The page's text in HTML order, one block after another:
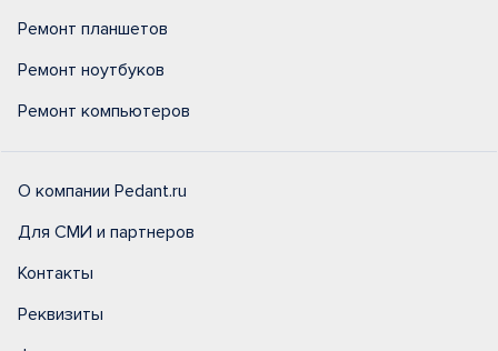
Ремонт планшетов
Ремонт ноутбуков
Ремонт компьютеров
О компании Pedant.ru
Для СМИ и партнеров
Контакты
Реквизиты